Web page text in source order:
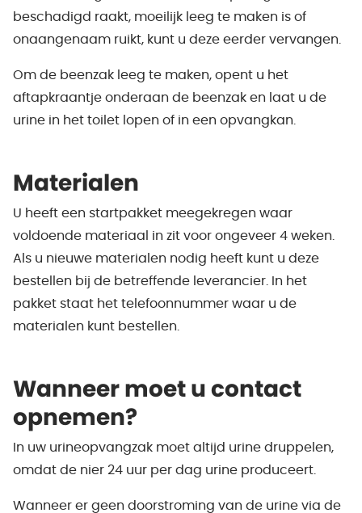
beschadigd raakt, moeilijk leeg te maken is of
onaangenaam ruikt, kunt u deze eerder vervangen.
Om de beenzak leeg te maken, opent u het
aftapkraantje onderaan de beenzak en laat u de
urine in het toilet lopen of in een opvangkan.
Materialen
U heeft een startpakket meegekregen waar
voldoende materiaal in zit voor ongeveer 4 weken.
Als u nieuwe materialen nodig heeft kunt u deze
bestellen bij de betreffende leverancier. In het
pakket staat het telefoonnummer waar u de
materialen kunt bestellen.
Wanneer moet u contact
opnemen?
In uw urineopvangzak moet altijd urine druppelen,
omdat de nier 24 uur per dag urine produceert.
Wanneer er geen doorstroming van de urine via de